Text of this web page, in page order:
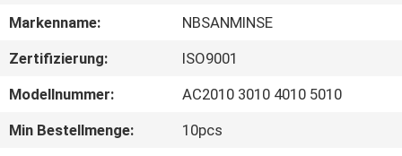
AUSFLUG
QUALITÄTSKONTROLLE
Markenname:
NBSANMINSE
Zertifizierung:
ISO9001
Modellnummer:
AC2010 3010 4010 5010
Min Bestellmenge:
10pcs